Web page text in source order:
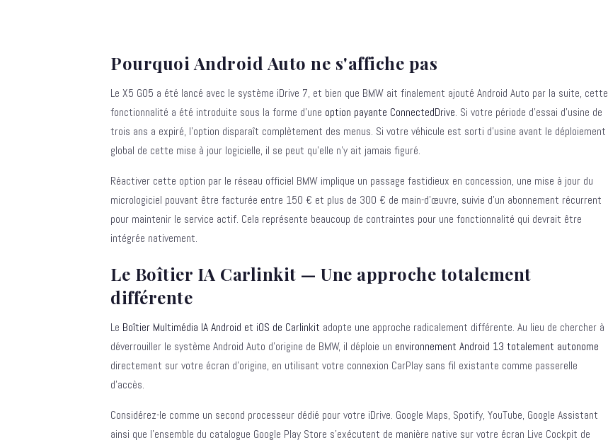
Pourquoi Android Auto ne s'affiche pas
Le X5 G05 a été lancé avec le système iDrive 7, et bien que BMW ait finalement ajouté Android Auto par la suite, cette
fonctionnalité a été introduite sous la forme d'une option payante ConnectedDrive. Si votre période d'essai d'usine de
trois ans a expiré, l'option disparaît complètement des menus. Si votre véhicule est sorti d'usine avant le déploiement
global de cette mise à jour logicielle, il se peut qu'elle n'y ait jamais figuré.
Réactiver cette option par le réseau officiel BMW implique un passage fastidieux en concession, une mise à jour du
micrologiciel pouvant être facturée entre 150 € et plus de 300 € de main-d'œuvre, suivie d'un abonnement récurrent
pour maintenir le service actif. Cela représente beaucoup de contraintes pour une fonctionnalité qui devrait être
intégrée nativement.
Le Boîtier IA Carlinkit — Une approche totalement
différente
Le Boîtier Multimédia IA Android et iOS de Carlinkit adopte une approche radicalement différente. Au lieu de chercher à
déverrouiller le système Android Auto d'origine de BMW, il déploie un environnement Android 13 totalement autonome
directement sur votre écran d'origine, en utilisant votre connexion CarPlay sans fil existante comme passerelle
d'accès.
Considérez-le comme un second processeur dédié pour votre iDrive. Google Maps, Spotify, YouTube, Google Assistant
ainsi que l'ensemble du catalogue Google Play Store s'exécutent de manière native sur votre écran Live Cockpit de